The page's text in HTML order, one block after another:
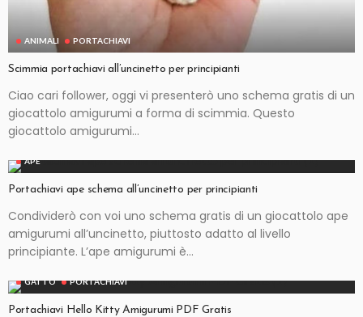
ANIMALI PORTACHIAVI
Scimmia portachiavi all’uncinetto per principianti
Ciao cari follower, oggi vi presenterò uno schema gratis di un
giocattolo amigurumi a forma di scimmia. Questo
giocattolo amigurumi...
APE
Portachiavi ape schema all’uncinetto per principianti
Condividerò con voi uno schema gratis di un giocattolo ape
amigurumi all’uncinetto, piuttosto adatto al livello
principiante. L’ape amigurumi è...
GATTO PORTACHIAVI
Portachiavi Hello Kitty Amigurumi PDF Gratis